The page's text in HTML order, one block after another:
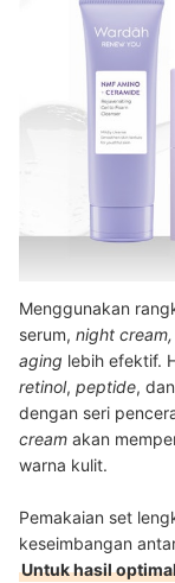
Menggunakan
serum, night cream,
aging lebih efektif.
retinol, peptide, dan
dengan seri
cream akan
warna kulit.
Pemakaian set
keseimbangan
Untuk hasil